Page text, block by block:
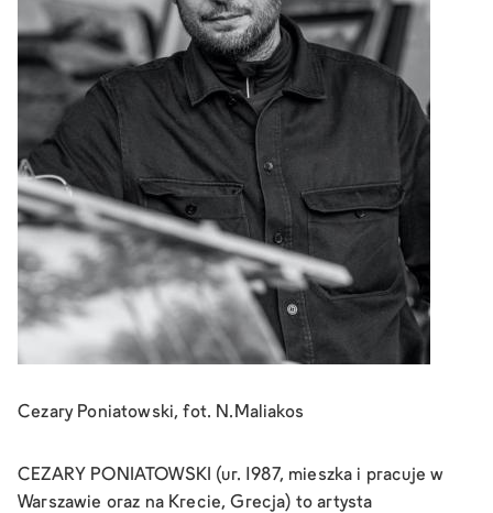
Cezary Poniatowski, fot. N.Maliakos
CEZARY PONIATOWSKI (ur. 1987, mieszka i pracuje w
Warszawie oraz na Krecie, Grecja) to artysta